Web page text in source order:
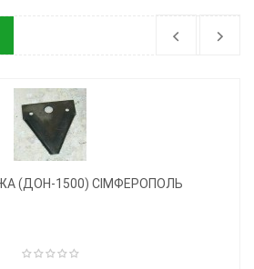
(ДОН-1500) СІМФЕРОПОЛЬ